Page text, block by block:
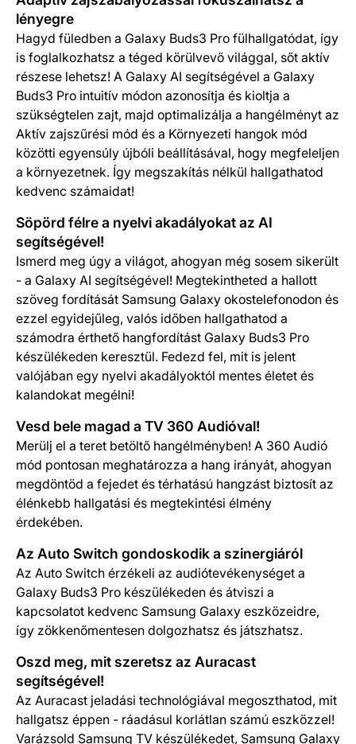
lényegre
Hagyd füledben a Galaxy Buds3 Pro fülhallgatódat, így
is foglalkozhatsz a téged körülvevő világgal, sőt aktív
részese lehetsz! A Galaxy AI segítségével a Galaxy
Buds3 Pro intuitív módon azonosítja és kioltja a
szükségtelen zajt, majd optimalizálja a hangélményt az
Aktív zajszűrési mód és a Környezeti hangok mód
közötti egyensúly újbóli beállításával, hogy megfeleljen
a környezetnek. Így megszakítás nélkül hallgathatod
kedvenc számaidat!
Söpörd félre a nyelvi akadályokat az AI
segítségével!
Ismerd meg úgy a világot, ahogyan még sosem sikerült
- a Galaxy AI segítségével! Megtekintheted a hallott
szöveg fordítását Samsung Galaxy okostelefonodon és
ezzel egyidejűleg, valós időben hallgathatod a
számodra érthető hangfordítást Galaxy Buds3 Pro
készülékeden keresztül. Fedezd fel, mit is jelent
valójában egy nyelvi akadályoktól mentes életet és
kalandokat megélni!
Vesd bele magad a TV 360 Audióval!
Merülj el a teret betöltő hangélményben! A 360 Audió
mód pontosan meghatározza a hang irányát, ahogyan
megdöntöd a fejedet és térhatású hangzást biztosít az
élénkebb hallgatási és megtekintési élmény
érdekében.
Az Auto Switch gondoskodik a szinergiáról
Az Auto Switch érzékeli az audiótevékenységet a
Galaxy Buds3 Pro készülékeden és átviszi a
kapcsolatot kedvenc Samsung Galaxy eszközeidre,
így zökkenőmentesen dolgozhatsz és játszhatsz.
Oszd meg, mit szeretsz az Auracast
segítségével!
Az Auracast jeladási technológiával megoszthatod, mit
hallgatsz éppen - ráadásul korlátlan számú eszközzel!
Varázsold Samsung TV készülékedet, Samsung Galaxy